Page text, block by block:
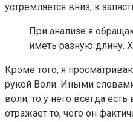
устремляется вниз, к
При анализе я
иметь разную длину.
Кроме того, я
рукой Воли. Иными
воли, то у него всегда
отражает то, чего он